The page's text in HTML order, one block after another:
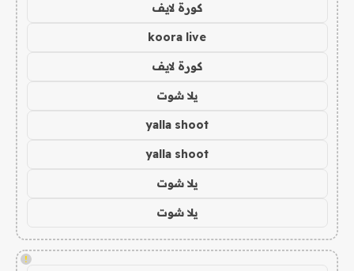
كورة لايف
koora live
كورة لايف
يلا شوت
yalla shoot
yalla shoot
يلا شوت
يلا شوت
!